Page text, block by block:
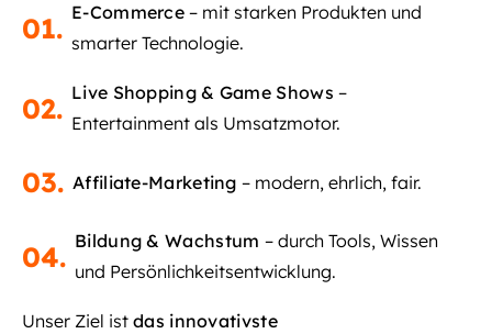
01. E-Commerce– mit starken Produkten und
smarter Technologie.
02. Live Shopping & Game Shows–
Entertainment als Umsatzmotor.
03. Affiliate-Marketing – modern, ehrlich, fair.
04. Bildung & Wachstum – durch Tools, Wissen
und Persönlichkeitsentwicklung.
Unser Ziel ist das innovativste